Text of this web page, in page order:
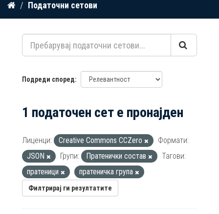
содржина
Податочни сетови
Подреди според
1 податочен сет е пронајден
Лиценци: Creative Commons CCZero
Формати:
JSON
Групи: Пратенички состав
Тагови:
пратеници
пратеничка група
Филтрирај ги резултатите